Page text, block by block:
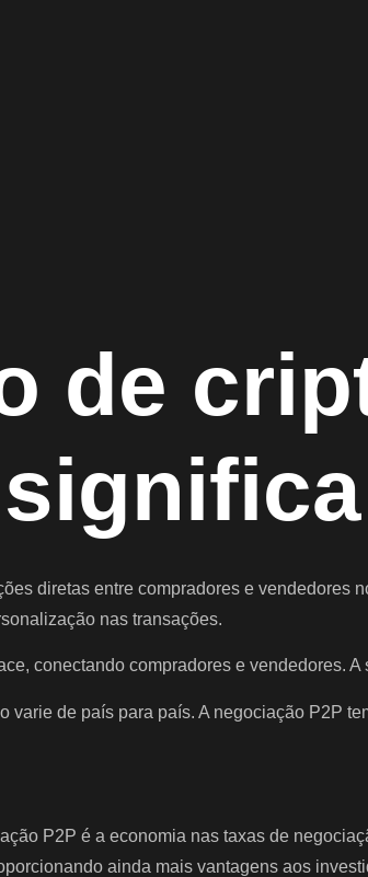
de
diretas entre compradores e
nas transações.
conectando compradores e vendedores.
varie de país para país. A negociação P2P
P2P é a economia nas taxas de
ainda mais vantagens aos